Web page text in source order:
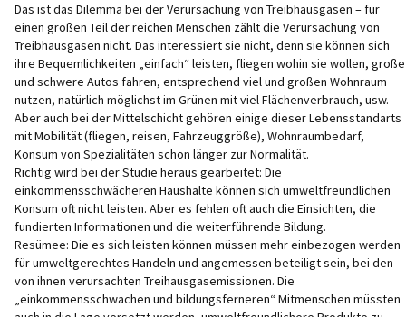
Das ist das Dilemma bei der Verursachung von Treibhausgasen – für
einen großen Teil der reichen Menschen zählt die Verursachung von
Treibhausgasen nicht. Das interessiert sie nicht, denn sie können sich
ihre Bequemlichkeiten „einfach“ leisten, fliegen wohin sie wollen, große
und schwere Autos fahren, entsprechend viel und großen Wohnraum
nutzen, natürlich möglichst im Grünen mit viel Flächenverbrauch, usw.
Aber auch bei der Mittelschicht gehören einige dieser Lebensstandarts
mit Mobilität (fliegen, reisen, Fahrzeuggröße), Wohnraumbedarf,
Konsum von Spezialitäten schon länger zur Normalität.
Richtig wird bei der Studie heraus gearbeitet: Die
einkommensschwächeren Haushalte können sich umweltfreundlichen
Konsum oft nicht leisten. Aber es fehlen oft auch die Einsichten, die
fundierten Informationen und die weiterführende Bildung.
Resümee: Die es sich leisten können müssen mehr einbezogen werden
für umweltgerechtes Handeln und angemessen beteiligt sein, bei den
von ihnen verursachten Treihausgasemissionen. Die
„einkommensschwachen und bildungsferneren“ Mitmenschen müssten